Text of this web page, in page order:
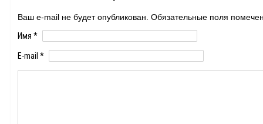
Ваш e-mail не будет опубликован. Обязательные поля
Имя *
E-mail *